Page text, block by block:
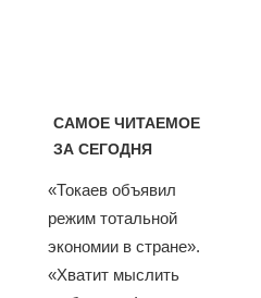
САМОЕ ЧИТАЕМОЕ
ЗА СЕГОДНЯ
«Токаев объявил
режим тотальной
экономии в стране».
«Хватит мыслить